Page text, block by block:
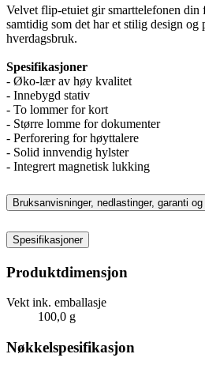
Velvet flip-etuiet gir smarttelefonen din
samtidig som det har et stilig design
hverdagsbruk.
Spesifikasjoner
- Øko-lær av høy kvalitet
- Innebygd stativ
- To lommer for kort
- Større lomme for dokumenter
- Perforering for høyttalere
- Solid innvendig hylster
- Integrert magnetisk lukking
Bruksanvisninger, nedlastinger, garanti
Spesifikasjoner
Produktdimensjon
Vekt ink. emballasje
100,0 g
Nøkkelspesifikasjon